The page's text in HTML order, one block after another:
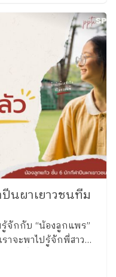
นผาเยาวชนทีม
จักกับ “น้องลูกแพร”
าจะพาไปรู้จักพี่สาว
นหนึ่งในนักกีฬาปีน
13 ปี ประเภท